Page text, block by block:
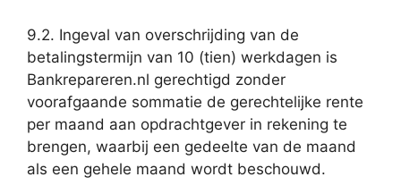
9.2. Ingeval van overschrijding van de
betalingstermijn van 10 (tien) werkdagen is
Bankrepareren.nl gerechtigd zonder
voorafgaande sommatie de gerechtelijke rente
per maand aan opdrachtgever in rekening te
brengen, waarbij een gedeelte van de maand
als een gehele maand wordt beschouwd.